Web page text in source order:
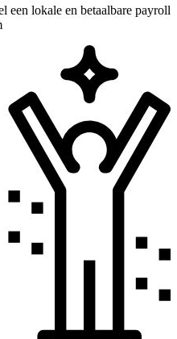
een lokale en betaalbare payroll